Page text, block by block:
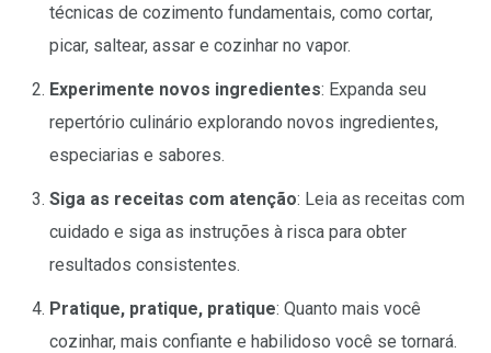
técnicas de cozimento fundamentais, como cortar,
picar, saltear, assar e cozinhar no vapor.
Experimente novos ingredientes: Expanda seu
repertório culinário explorando novos ingredientes,
especiarias e sabores.
Siga as receitas com atenção: Leia as receitas com
cuidado e siga as instruções à risca para obter
resultados consistentes.
Pratique, pratique, pratique: Quanto mais você
cozinhar, mais confiante e habilidoso você se tornará.